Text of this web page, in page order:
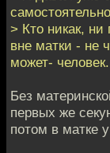
> Кто никак, ни
вне матки - не
может-
Без
первых же
потом в матке